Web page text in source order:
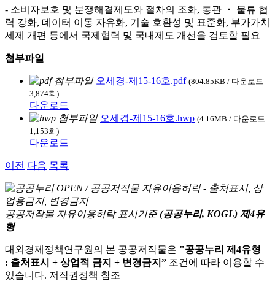
- 소비자보호 및 분쟁해결제도와 절차의 조화, 통관 ‧ 물류 협
력 강화, 데이터 이동 자유화, 기술 호환성 및 표준화, 부가가치
세제 개편 등에서 국제협력 및 국내제도 개선을 검토할 필요
첨부파일
오세경-제15-16호.pdf (804.85KB / 다운로드
3,874회)
다운로드
오세경-제15-16호.hwp (4.16MB / 다운로드
1,153회)
다운로드
이전 다음 목록
공공저작물 자유이용허락 표시기준 (공공누리, KOGL) 제4유
형
대외경제정책연구원의 본 공공저작물은 "공공누리 제4유형
: 출처표시 + 상업적 금지 + 변경금지” 조건에 따라 이용할 수
있습니다. 저작권정책 참조